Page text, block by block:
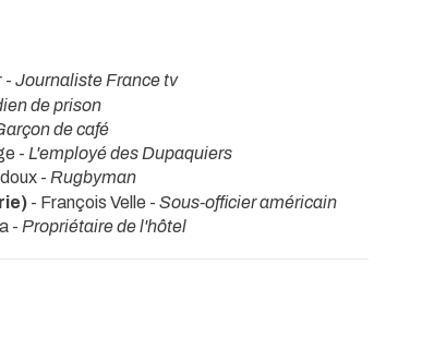
- Journaliste France tv
de prison
de café
- L'employé des Dupaquiers
- Rugbyman
- François Velle - Sous-officier américain
- Propriétaire de l'hôtel